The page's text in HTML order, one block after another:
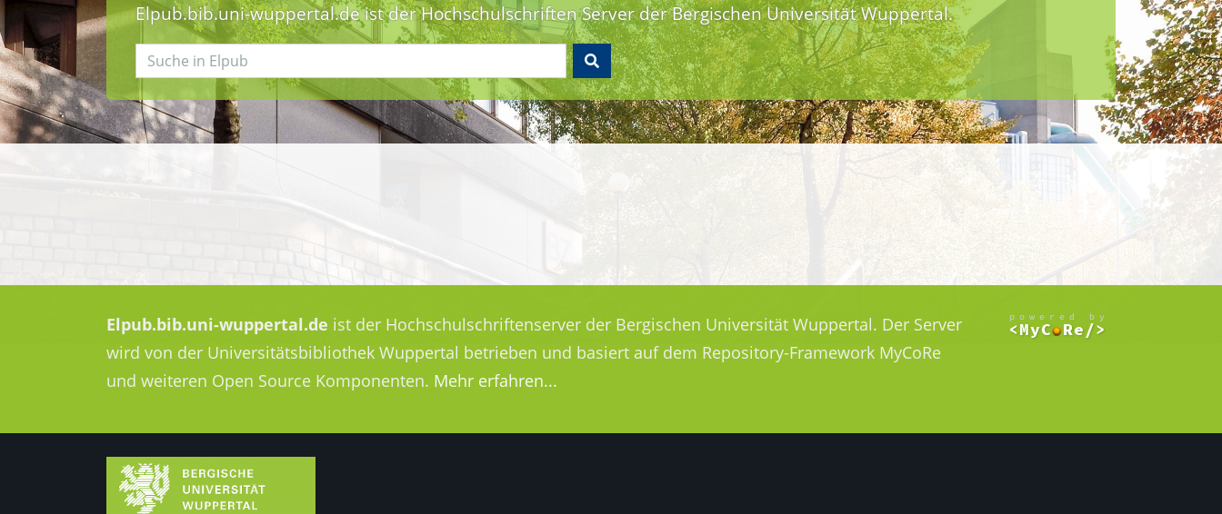
Elpub.bib.uni-wuppertal.de ist der Hochschulschriften Server der Bergischen Universität Wuppertal.
Elpub.bib.uni-wuppertal.de ist der Hochschulschriftenserver der Bergischen Universität Wuppertal. Der Server
wird von der Universitätsbibliothek Wuppertal betrieben und basiert auf dem Repository-Framework MyCoRe
und weiteren Open Source Komponenten. Mehr erfahren...